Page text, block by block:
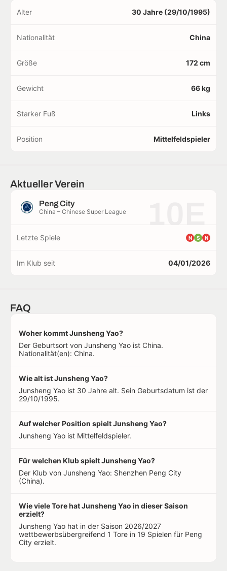
Alter 30 Jahre (29/10/1995)
Nationalität China
Größe 172 cm
Gewicht 66 kg
Starker Fuß Links
Position Mittelfeldspieler
Aktueller Verein
Peng City
China – Chinese Super League
Letzte Spiele N S N
Im Klub seit 04/01/2026
FAQ
Woher kommt Junsheng Yao?
Der Geburtsort von Junsheng Yao ist China.
Nationalität(en): China.
Wie alt ist Junsheng Yao?
Junsheng Yao ist 30 Jahre alt. Sein Geburtsdatum ist der
29/10/1995.
Auf welcher Position spielt Junsheng Yao?
Junsheng Yao ist Mittelfeldspieler.
Für welchen Klub spielt Junsheng Yao?
Der Klub von Junsheng Yao: Shenzhen Peng City
(China).
Wie viele Tore hat Junsheng Yao in dieser Saison
erzielt?
Junsheng Yao hat in der Saison 2026/2027
wettbewerbsübergreifend 1 Tore in 19 Spielen für Peng
City erzielt.